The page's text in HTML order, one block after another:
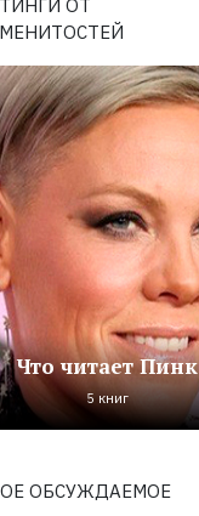
ОТ
Что читает Пинк
5 книг
ОБСУЖДАЕМОЕ